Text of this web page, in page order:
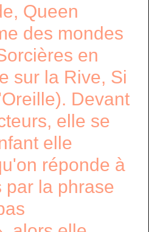
Queen
des mondes
en
sur la Rive, Si
Devant
elle se
elle
réponde à
par la phrase